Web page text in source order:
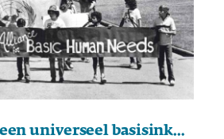
Pleidooi voor een universeel basisinkomen